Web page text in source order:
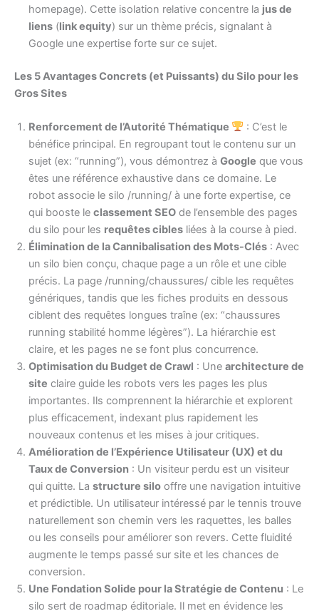
homepage). Cette isolation relative concentre la jus de
liens (link equity) sur un thème précis, signalant à
Google une expertise forte sur ce sujet.
Les 5 Avantages Concrets (et Puissants) du Silo pour les
Gros Sites
Renforcement de l’Autorité Thématique
: C’est le
bénéfice principal. En regroupant tout le contenu sur un
sujet (ex: “running”), vous démontrez à Google que vous
êtes une référence exhaustive dans ce domaine. Le
robot associe le silo /running/ à une forte expertise, ce
qui booste le classement SEO de l’ensemble des pages
du silo pour les requêtes cibles liées à la course à pied.
Élimination de la Cannibalisation des Mots-Clés : Avec
un silo bien conçu, chaque page a un rôle et une cible
précis. La page /running/chaussures/ cible les requêtes
génériques, tandis que les fiches produits en dessous
ciblent des requêtes longues traîne (ex: “chaussures
running stabilité homme légères”). La hiérarchie est
claire, et les pages ne se font plus concurrence.
Optimisation du Budget de Crawl : Une architecture de
site claire guide les robots vers les pages les plus
importantes. Ils comprennent la hiérarchie et explorent
plus efficacement, indexant plus rapidement les
nouveaux contenus et les mises à jour critiques.
Amélioration de l’Expérience Utilisateur (UX) et du
Taux de Conversion : Un visiteur perdu est un visiteur
qui quitte. La structure silo offre une navigation intuitive
et prédictible. Un utilisateur intéressé par le tennis trouve
naturellement son chemin vers les raquettes, les balles
ou les conseils pour améliorer son revers. Cette fluidité
augmente le temps passé sur site et les chances de
conversion.
Une Fondation Solide pour la Stratégie de Contenu : Le
silo sert de roadmap éditoriale. Il met en évidence les